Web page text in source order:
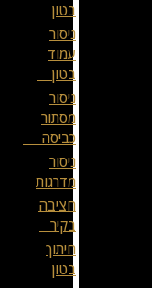
בטון
ניסור
עמוד
בטון
ניסור
מסתור
כביסה
ניסור
מדרגות
חציבה
בקיר
חיתוך
בטון